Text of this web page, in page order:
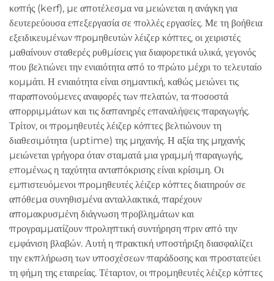
κοπής (kerf), με αποτέλεσμα να μειώνεται η ανάγκη για
δευτερεύουσα επεξεργασία σε πολλές εργασίες. Με τη βοήθεια
εξειδικευμένων προμηθευτών λέιζερ κόπτες, οι χειριστές
μαθαίνουν σταθερές ρυθμίσεις για διαφορετικά υλικά, γεγονός
που βελτιώνει την ενιαιότητα από το πρώτο μέχρι το τελευταίο
κομμάτι. Η ενιαιότητα είναι σημαντική, καθώς μειώνει τις
παραπονούμενες αναφορές των πελατών, τα ποσοστά
απορριμμάτων και τις δαπανηρές επαναλήψεις παραγωγής.
Τρίτον, οι προμηθευτές λέιζερ κόπτες βελτιώνουν τη
διαθεσιμότητα (uptime) της μηχανής. Η αξία της μηχανής
μειώνεται γρήγορα όταν σταματά μια γραμμή παραγωγής,
επομένως η ταχύτητα ανταπόκρισης είναι κρίσιμη. Οι
εμπιστευόμενοι προμηθευτές λέιζερ κόπτες διατηρούν σε
απόθεμα συνηθισμένα ανταλλακτικά, παρέχουν
απομακρυσμένη διάγνωση προβλημάτων και
προγραμματίζουν προληπτική συντήρηση πριν από την
εμφάνιση βλαβών. Αυτή η πρακτική υποστήριξη διασφαλίζει
την εκπλήρωση των υποσχέσεων παράδοσης και προστατεύει
τη φήμη της εταιρείας. Τέταρτον, οι προμηθευτές λέιζερ κόπτες